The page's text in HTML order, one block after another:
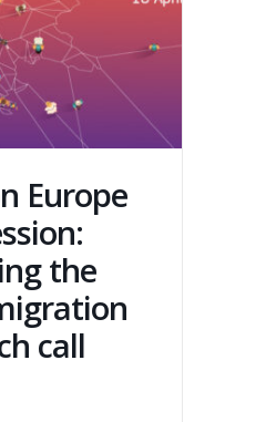
Europe
the
call